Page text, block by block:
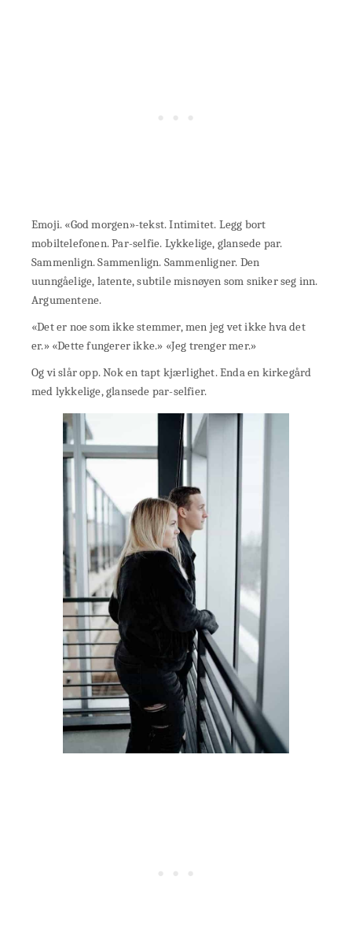
Emoji. «God morgen»-tekst. Intimitet. Legg bort
mobiltelefonen. Par-selfie. Lykkelige, glansede par.
Sammenlign. Sammenlign. Sammenligner. Den
uunngåelige, latente, subtile misnøyen som sniker seg inn.
Argumentene.
«Det er noe som ikke stemmer, men jeg vet ikke hva det
er.» «Dette fungerer ikke.» «Jeg trenger mer.»
Og vi slår opp. Nok en tapt kjærlighet. Enda en kirkegård
med lykkelige, glansede par-selfier.